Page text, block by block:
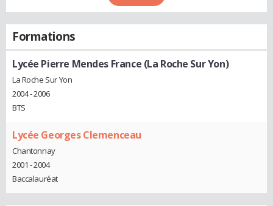
Formations
Lycée Pierre Mendes France (La Roche Sur Yon)
La Roche Sur Yon
2004 - 2006
BTS
Lycée Georges Clemenceau
Chantonnay
2001 - 2004
Baccalauréat